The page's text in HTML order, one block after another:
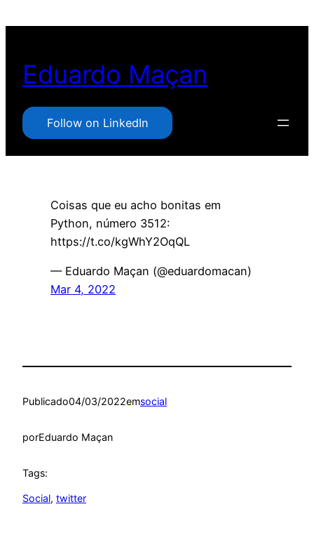
conteúdo
Eduardo Maçan
Follow on LinkedIn
Coisas que eu acho bonitas em
Python, número 3512:
https://t.co/kgWhY2OqQL
— Eduardo Maçan (@eduardomacan)
Mar 4, 2022
Publicado04/03/2022emsocial
porEduardo Maçan
Tags:
Social, twitter